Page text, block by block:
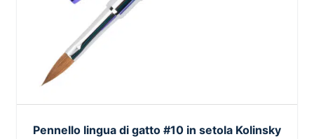
Pennello lingua di gatto #10 in setola Kolinsky